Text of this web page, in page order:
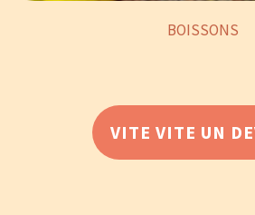
BOISSONS
VITE VITE UN